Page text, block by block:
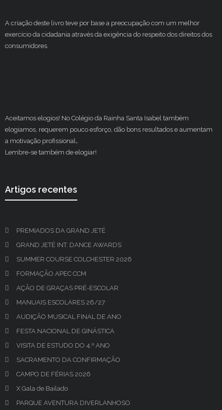
A criação deste livro teve por base a preocupação com um melhor
exercício da cidadania através da exigência do respeito dos direitos dos
consumidores.
Aceitamos elogios! No Colégio da Rainha Santa Isabel também
elogiamos, requerem pouco esforço, dão bons resultados e aumentam
a motivação profissional.
Lembre-se também de elogiar!
Artigos recentes
PREMIADOS DA GRAND JETÉ
GRAND JETÉ INT. DANCE AWARDS
SUMMER COURSE COLCHESTER 2026
FORMAÇÃO APEC CCM
AÇÃO DE GRAÇAS PRÉ-ESCOLAR
MANUAIS ESCOLARES 26/27
AUDIÇÃO MUSICAL FINAL DE ANO
FESTA NACIONAL DE GINÁSTICA
VISITA DE ESTUDO DO 4.º ANO
SACRAMENTO DA CONFIRMAÇÃO
CAMPO DE FÉRIAS 2026
X Gala de Bailado
PARQUE AVENTURA DIVERLANHOSO